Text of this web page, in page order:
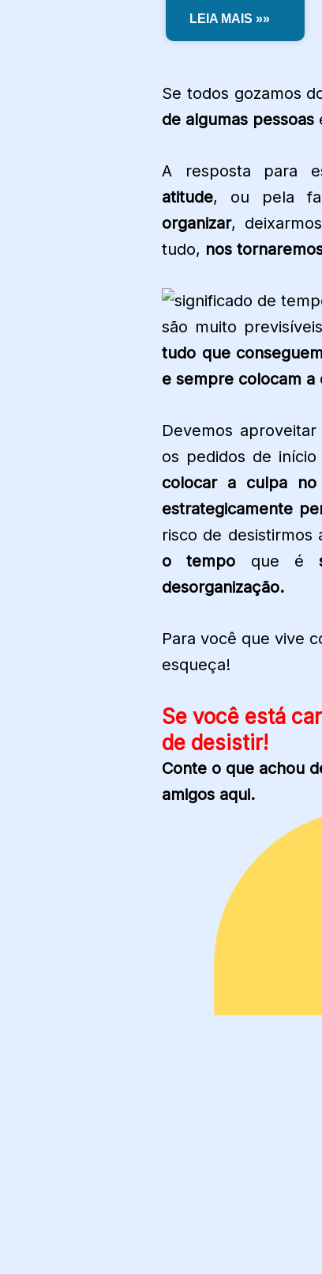
LEIA MAIS »»
Se todos gozamos
de algumas pessoas
A resposta para
atitude, ou pela
organizar,
tudo, nos
são muito
tudo que
e sempre colocam
Devemos
os pedidos de
colocar a culpa no
estrategicamente
risco de desistirmos
o tempo que é
desorganização.
Para você que vive
esqueça!
Se você está
de desistir!
Conte o que achou
amigos aqui.